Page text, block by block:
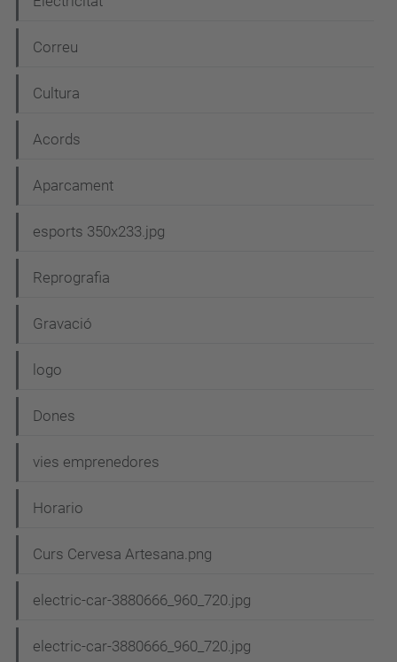
Correu
Cultura
Acords
Aparcament
esports 350x233.jpg
Reprografia
Gravació
logo
Dones
vies emprenedores
Horario
Curs Cervesa Artesana.png
electric-car-3880666_960_720.jpg
electric-car-3880666_960_720.jpg